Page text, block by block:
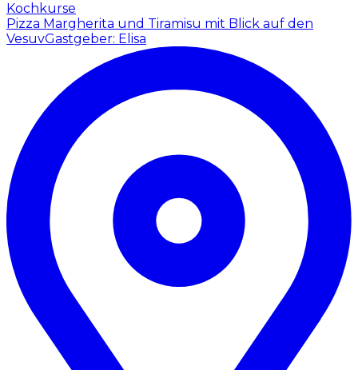
Kochkurse
Pizza Margherita und Tiramisu mit Blick auf den
VesuvGastgeber: Elisa